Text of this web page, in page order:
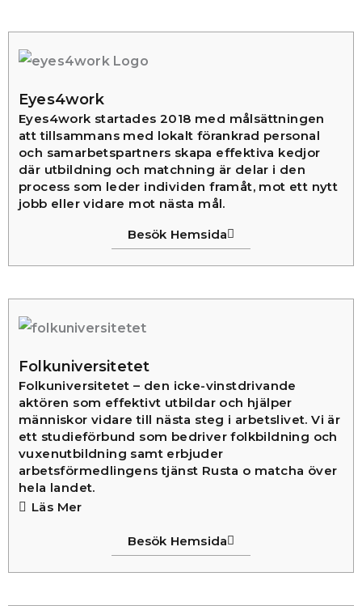
Eyes4work
Eyes4work startades 2018 med målsättningen
att tillsammans med lokalt förankrad personal
och samarbetspartners skapa effektiva kedjor
där utbildning och matchning är delar i den
process som leder individen framåt, mot ett nytt
jobb eller vidare mot nästa mål.
Besök Hemsida
Folkuniversitetet
Folkuniversitetet – den icke-vinstdrivande
aktören som effektivt utbildar och hjälper
människor vidare till nästa steg i arbetslivet. Vi är
ett studieförbund som bedriver folkbildning och
vuxenutbildning samt erbjuder
arbetsförmedlingens tjänst Rusta o matcha över
hela landet.
Läs Mer
Besök Hemsida